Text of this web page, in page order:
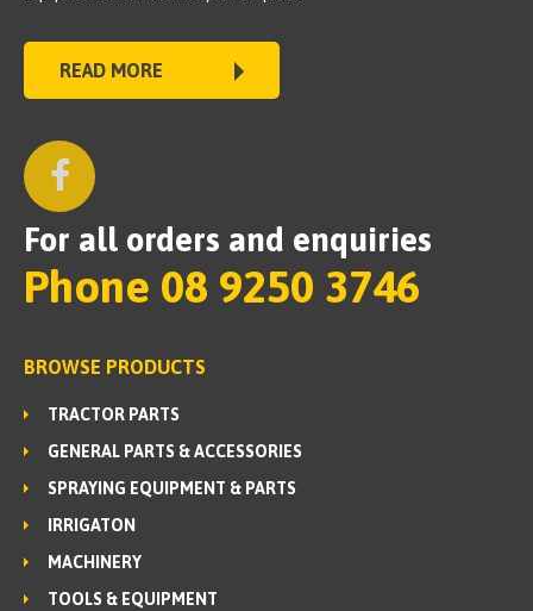
READ MORE
For all orders and enquiries
Phone 08 9250 3746
BROWSE PRODUCTS
TRACTOR PARTS
GENERAL PARTS & ACCESSORIES
SPRAYING EQUIPMENT & PARTS
IRRIGATON
MACHINERY
TOOLS & EQUIPMENT